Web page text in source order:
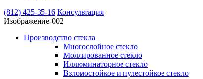
(812) 425-35-16 Консультация
Изображение-002
Производство стекла
Многослойное стекло
Моллированное стекло
Иллюминаторное стекло
Взломостойкое и пулестойкое стекло